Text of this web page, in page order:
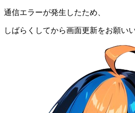
通信エラーが発生したため、
しばらくしてから画面更新をお願い